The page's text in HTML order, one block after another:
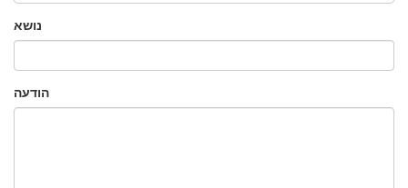
נושא
הודעה